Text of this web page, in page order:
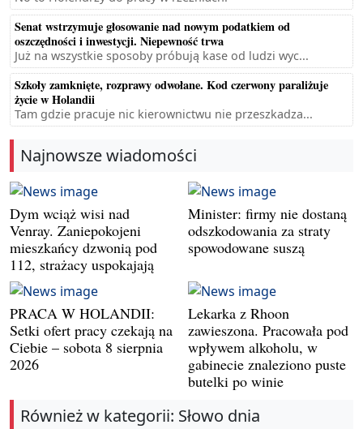
Senat wstrzymuje głosowanie nad nowym podatkiem od
oszczędności i inwestycji. Niepewność trwa
Już na wszystkie sposoby próbują kase od ludzi wyc...
Szkoły zamknięte, rozprawy odwołane. Kod czerwony paraliżuje
życie w Holandii
Tam gdzie pracuje nic kierownictwu nie przeszkadza...
Najnowsze wiadomości
Dym wciąż wisi nad
Venray. Zaniepokojeni
mieszkańcy dzwonią pod
112, strażacy uspokajają
Minister: firmy nie dostaną
odszkodowania za straty
spowodowane suszą
PRACA W HOLANDII:
Setki ofert pracy czekają na
Ciebie – sobota 8 sierpnia
2026
Lekarka z Rhoon
zawieszona. Pracowała pod
wpływem alkoholu, w
gabinecie znaleziono puste
butelki po winie
Również w kategorii: Słowo dnia